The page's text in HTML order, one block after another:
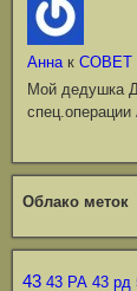
Аннак СОВЕТ
Мой дедушка
Облако меток
43 43 РА 43 рд